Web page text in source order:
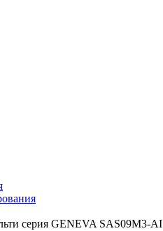
серия GENEVA SAS09M3-AI